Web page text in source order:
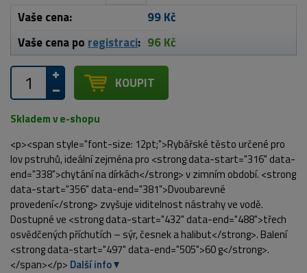
Vaše cena:
99 Kč
Vaše cena po registraci: 96 Kč
KOUPIT
Skladem v e-shopu
<p><span style="font-size: 12pt;">Rybářské těsto určené pro
lov pstruhů, ideální zejména pro <strong data-start="316" data-
end="338">chytání na dírkách</strong> v zimním období. <strong
data-start="356" data-end="381">Dvoubarevné
provedení</strong> zvyšuje viditelnost nástrahy ve vodě.
Dostupné ve <strong data-start="432" data-end="488">třech
osvědčených příchutích – sýr, česnek a halibut</strong>. Balení
<strong data-start="497" data-end="505">60 g</strong>.
</span></p> Další info